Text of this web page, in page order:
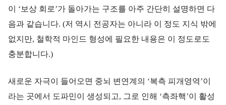
이 ‘보상 회로’가 돌아가는 구조를 아주 간단히 설명하면 다
음과 같습니다. (저 역시 전공자는 아니라 이 정도 지식 밖에
없지만, 철학적 마인드 형성에 필요한 내용은 이 정도로도
충분합니다.)
새로운 자극이 들어오면 중뇌 변연계의 ‘복측 피개영역’이
라는 곳에서 도파민이 생성되고, 그로 인해 ‘측좌핵’이 활성